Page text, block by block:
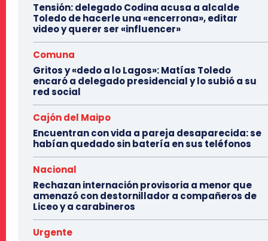
Tensión: delegado Codina acusa a alcalde
Toledo de hacerle una «encerrona», editar
video y querer ser «influencer»
Comuna
Gritos y «dedo a lo Lagos»: Matías Toledo
encaró a delegado presidencial y lo subió a su
red social
Cajón del Maipo
Encuentran con vida a pareja desaparecida: se
habían quedado sin batería en sus teléfonos
Nacional
Rechazan internación provisoria a menor que
amenazó con destornillador a compañeros de
Liceo y a carabineros
Urgente